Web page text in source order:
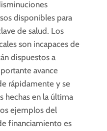
disponibles para
de salud. Los
son incapaces de
dispuestos a
avance
rápidamente y se
hechas en la última
ejemplos del
financiamiento es